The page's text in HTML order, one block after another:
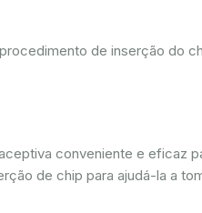
de inserção do
conveniente e eficaz
de chip para ajudá-la a